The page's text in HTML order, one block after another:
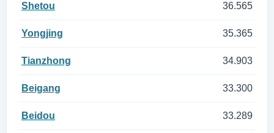
Shetou 36.565
Yongjing 35.365
Tianzhong 34.903
Beigang 33.300
Beidou 33.289